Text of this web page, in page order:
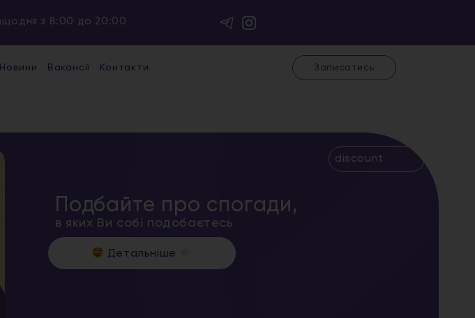
щодня з 8:00 до 20:00
Новини Вакансії Контакти Записатись
discount
Подбайте про спогади,
в яких Ви собі подобаєтесь
Детальніше